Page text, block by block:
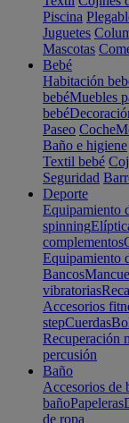
Piscina
Juguetes
Mascotas
Bebé
Habitación
bebéMuebles
bebé
Paseo Coche
Baño e higiene
Textil bebé
Seguridad
Deporte
Equipamiento
spinning
complementos
Equipamiento
Bancos
vibratorias
Accesorios
stepCuerdas
Recuperación
percusión
Baño
Accesorios de
bañoPapeleras
de ropa